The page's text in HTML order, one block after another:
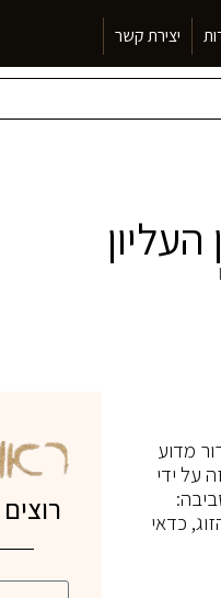
יצירת קשר
מדוע
על ידי
כדאי
רוצים